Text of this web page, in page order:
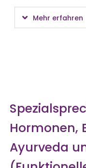
Mehr erfahren
Hormonen,
Ayurveda